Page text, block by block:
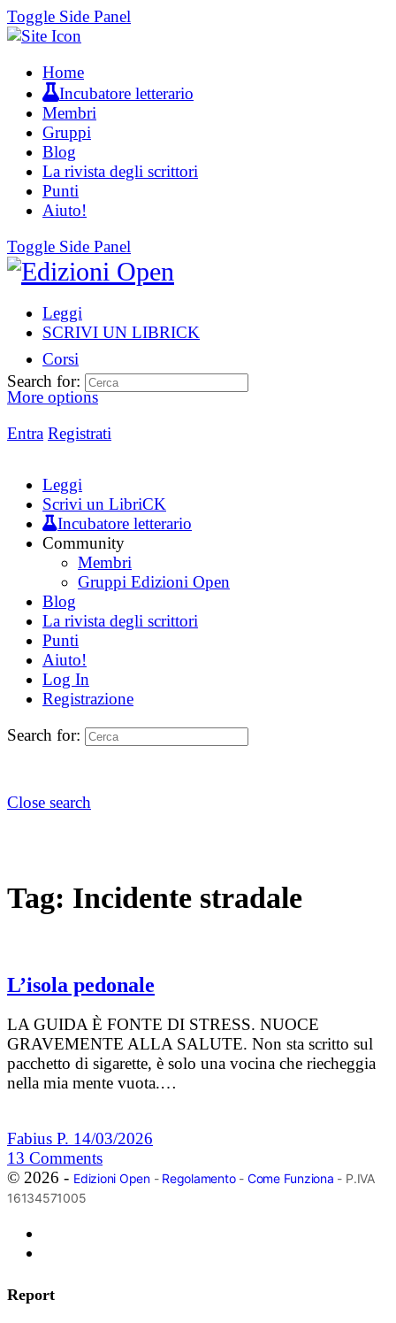
Toggle Side Panel
Home
Incubatore letterario
Membri
Gruppi
Blog
La rivista degli scrittori
Punti
Aiuto!
Toggle Side Panel
Leggi
SCRIVI UN LIBRICK
Corsi
More options
Entra Registrati
Search for:
Leggi
Scrivi un LibriCK
Incubatore letterario
Community
Membri
Gruppi Edizioni Open
Blog
La rivista degli scrittori
Punti
Aiuto!
Log In
Registrazione
Search for:
Close search
Tag: Incidente stradale
L’isola pedonale
LA GUIDA È FONTE DI STRESS. NUOCE
GRAVEMENTE ALLA SALUTE. Non sta scritto sul
pacchetto di sigarette, è solo una vocina che riecheggia
nella mia mente vuota.…
Fabius P. 14/03/2026
13 Comments
© 2026 - Edizioni Open- Regolamento- Come Funziona - P.IVA
16134571005
Report